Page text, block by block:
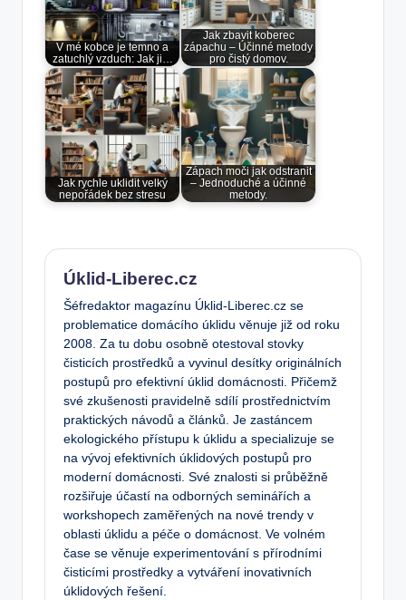
V mé kobce je temno a
zatuchlý vzduch: Jak ji…
Jak zbavit koberec
zápachu – Účinné metody
pro čistý domov.
Jak rychle uklidit velký
nepořádek bez stresu
Zápach moči jak odstranit
– Jednoduché a účinné
metody.
Úklid-Liberec.cz
Šéfredaktor magazínu Úklid-Liberec.cz se
problematice domácího úklidu věnuje již od roku
2008. Za tu dobu osobně otestoval stovky
čisticích prostředků a vyvinul desítky originálních
postupů pro efektivní úklid domácnosti. Přičemž
své zkušenosti pravidelně sdílí prostřednictvím
praktických návodů a článků. Je zastáncem
ekologického přístupu k úklidu a specializuje se
na vývoj efektivních úklidových postupů pro
moderní domácnosti. Své znalosti si průběžně
rozšiřuje účastí na odborných seminářích a
workshopech zaměřených na nové trendy v
oblasti úklidu a péče o domácnost. Ve volném
čase se věnuje experimentování s přírodními
čisticími prostředky a vytváření inovativních
úklidových řešení.